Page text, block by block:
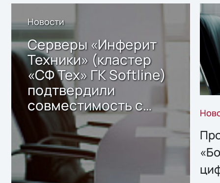
Новости
Серверы «Инферит
Техники» (кластер
«СФ Тех» ГК Softline)
подтвердили
совместимость с
решением Sharx
Storage 2.x для
хранения данных